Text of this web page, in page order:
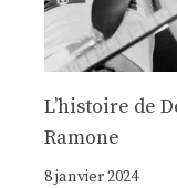
Lʼhistoire de
Ramone
8 janvier 2024